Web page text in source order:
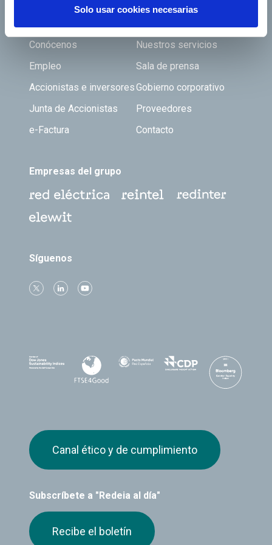
Solo usar cookies necesarias
Footer TOP
Conócenos
Nuestros servicios
Empleo
Sala de prensa
Accionistas e inversoresGobierno corporativo
Junta de Accionistas
Proveedores
e-Factura
Contacto
Empresas del grupo
Síguenos
Subscríbete a "Redeia al día"
Recibe el boletín
Canal ético y de cumplimiento